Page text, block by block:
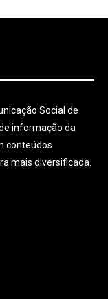
Social de
informação da
conteúdos
mais diversificada.